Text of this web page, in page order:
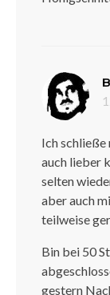
Ich schließe
auch lieber
selten
aber auch
teilweise
Bin bei 50
gestern